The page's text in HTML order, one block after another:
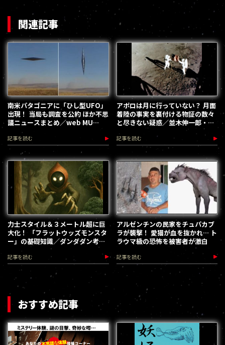
関連記事
南米パタゴニアに「ひし型UFO」
出現！ 当局も調査を公約 ほか不思
議ニュースまとめ／web MU
HOT PRESS
記事を読む
アポロは月に行っていない？ 月面
着陸の事実を裏付ける物証の数々
と尽きない疑惑／並木伸一郎・月
の都市伝説
記事を読む
力士スタイル＆３メートル超に巨
大化！ 「フラットウッズモンスタ
ー」の基礎知識／ダンダダン考察
ファイル
記事を読む
アルゼンチンの民家をチュパカブ
ラが襲撃！ 愛猫が血を抜かれ… ト
ラウマ級の恐怖を被害者が激白
記事を読む
おすすめ記事